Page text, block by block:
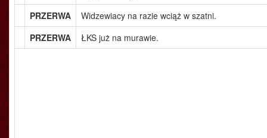
PRZERWA
Widzewiacy na razie wciąż w szatni.
PRZERWA
ŁKS już na murawie.